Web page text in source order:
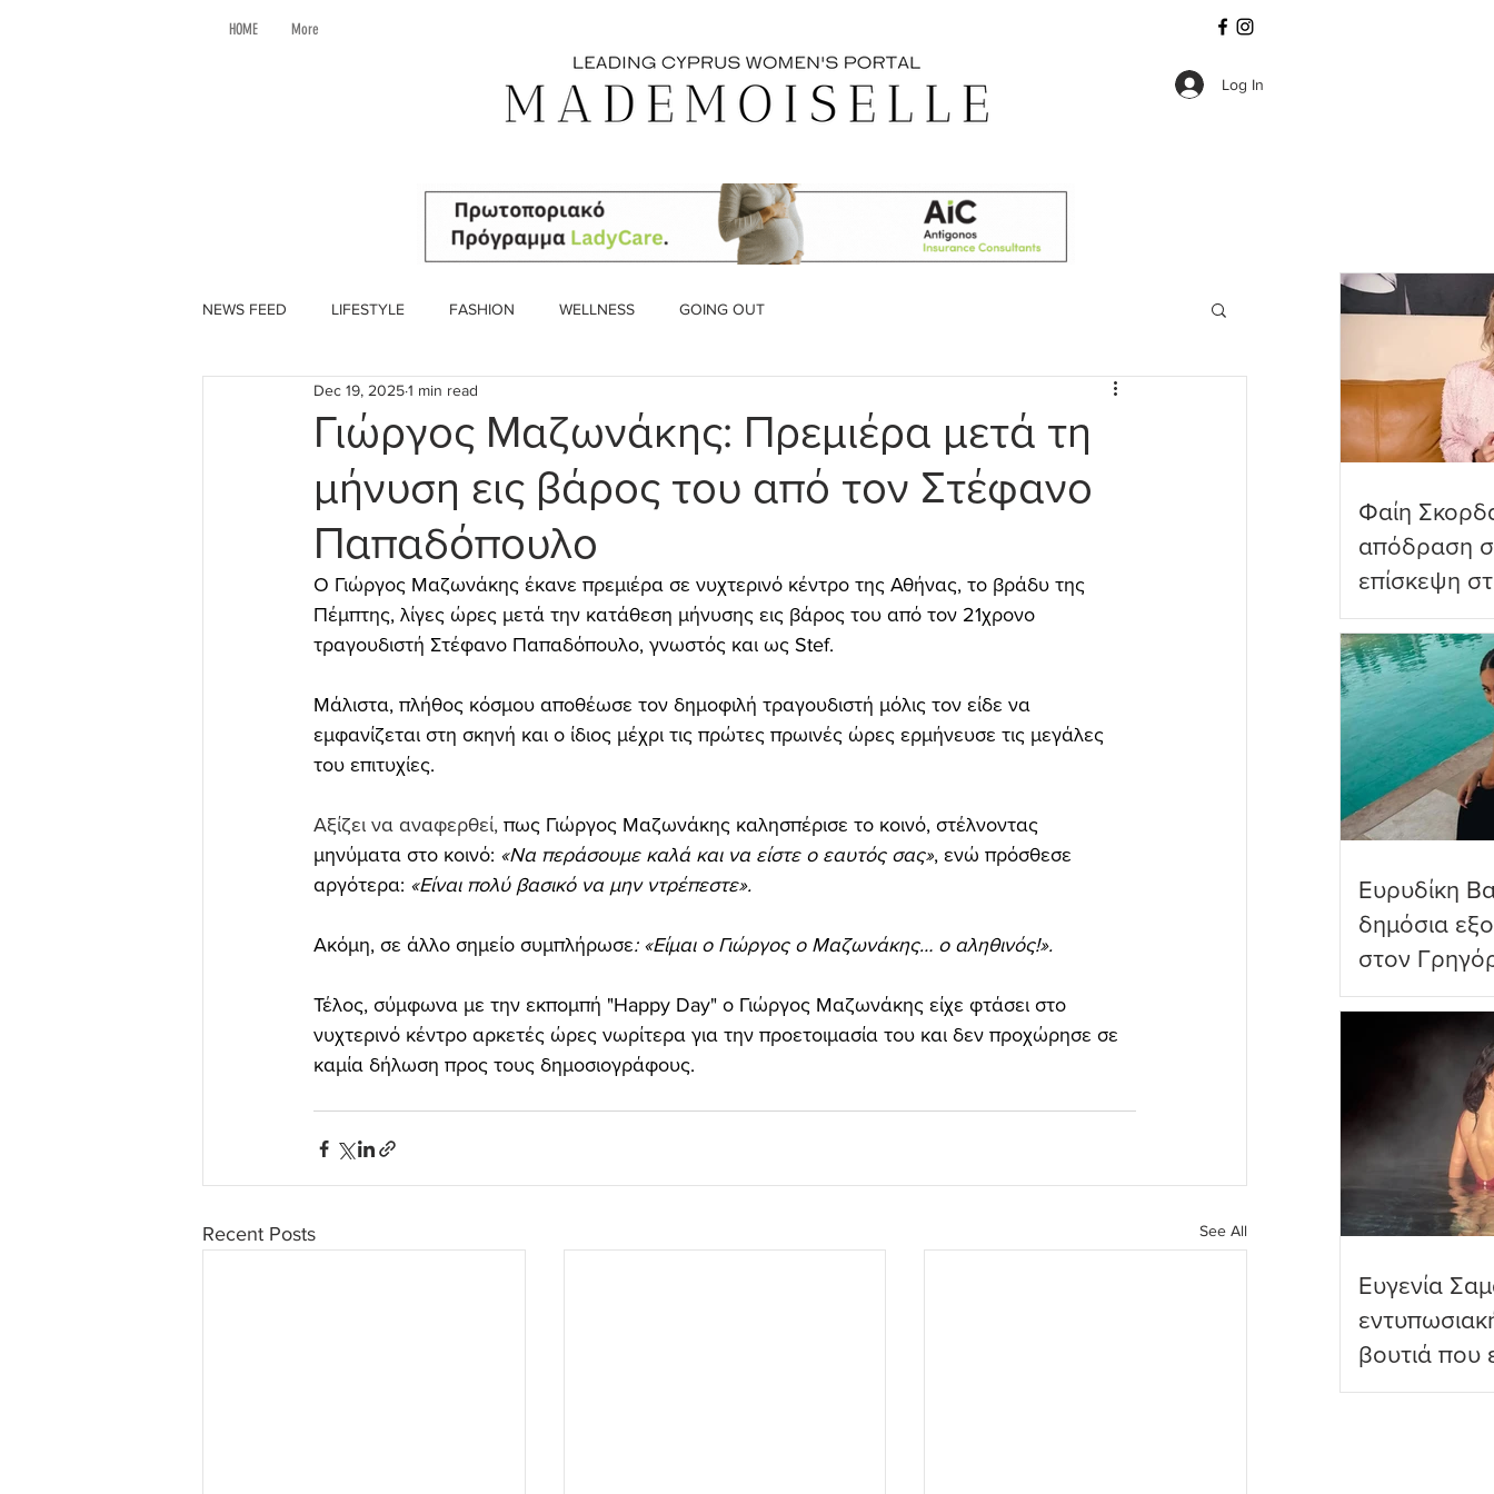
HOME More
Log In
NEWS FEED LIFESTYLE FASHION WELLNESS GOING OUT
Γιώργος Μαζωνάκης: Πρεμιέρα μετά τη
μήνυση εις βάρος του από τον Στέφανο
Παπαδόπουλο
Dec 19, 20251 min read
Ο Γιώργος Μαζωνάκης έκανε πρεμιέρα σε νυχτερινό κέντρο της Αθήνας, το βράδυ της
Πέμπτης, λίγες ώρες μετά την κατάθεση μήνυσης εις βάρος του από τον 21χρονο
τραγουδιστή Στέφανο Παπαδόπουλο, γνωστός και ως Stef.
Μάλιστα, πλήθος κόσμου αποθέωσε τον δημοφιλή τραγουδιστή μόλις τον είδε να
εμφανίζεται στη σκηνή και ο ίδιος μέχρι τις πρώτες πρωινές ώρες ερμήνευσε τις μεγάλες
του επιτυχίες.
Αξίζει να αναφερθεί, πως Γιώργος Μαζωνάκης καλησπέρισε το κοινό, στέλνοντας
μηνύματα στο κοινό: «Να περάσουμε καλά και να είστε ο εαυτός σας», ενώ πρόσθεσε
αργότερα: «Είναι πολύ βασικό να μην ντρέπεστε».
Ακόμη, σε άλλο σημείο συμπλήρωσε: «Είμαι ο Γιώργος ο Μαζωνάκης… ο αληθινός!».
Τέλος, σύμφωνα με την εκπομπή "Happy Day" ο Γιώργος Μαζωνάκης είχε φτάσει στο
νυχτερινό κέντρο αρκετές ώρες νωρίτερα για την προετοιμασία του και δεν προχώρησε σε
καμία δήλωση προς τους δημοσιογράφους.
Recent Posts See All
Φαίη
απόδραση
επίσκεψη
Πανορμίτη
Ευρυδίκη
δημόσια
στον
όνειρα
Ευγενία
βουτιά που